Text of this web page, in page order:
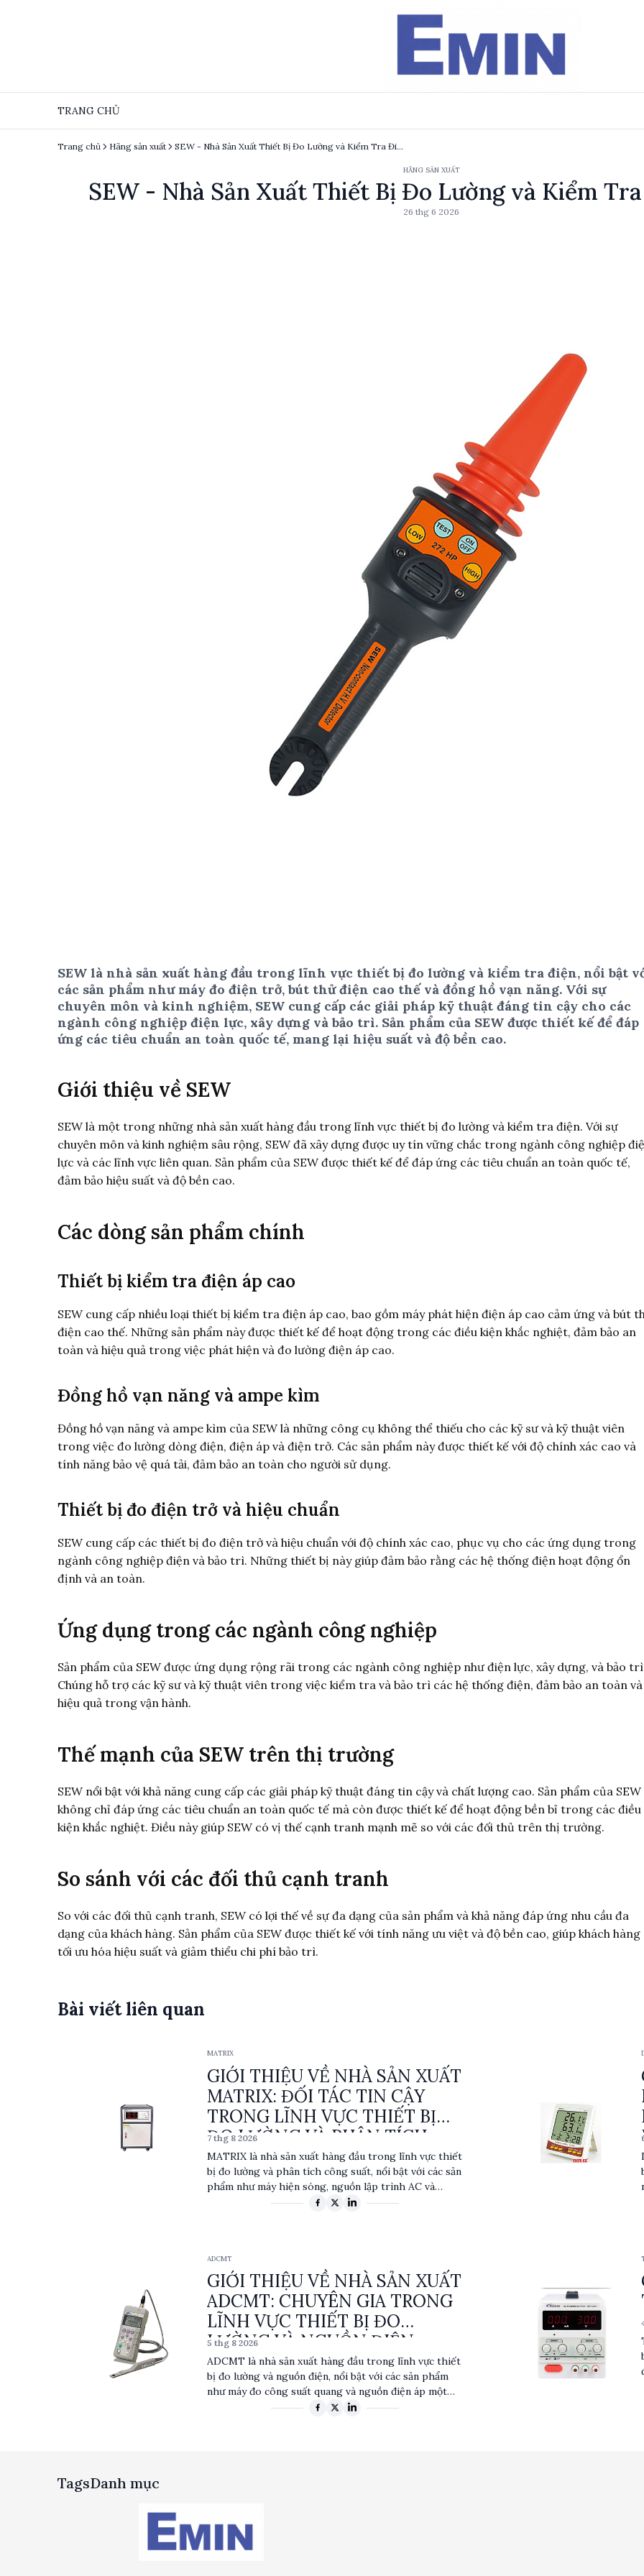
TRANG CHỦ
Trang chủ Hãng sản xuất SEW - Nhà Sản Xuất Thiết Bị Đo Lường và Kiểm Tra Điện Uy Tín
HÃNG SẢN XUẤT
SEW - Nhà Sản Xuất Thiết Bị Đo Lường và Kiểm
26 thg 6 2026
SEW là nhà sản xuất hàng đầu trong lĩnh vực thiết bị đo lường và kiểm tra điện, nổi bật
các sản phẩm như máy đo điện trở, bút thử điện cao thế và đồng hồ vạn năng. Với sự
chuyên môn và kinh nghiệm, SEW cung cấp các giải pháp kỹ thuật đáng tin cậy cho các
ngành công nghiệp điện lực, xây dựng và bảo trì. Sản phẩm của SEW được thiết kế để đáp
ứng các tiêu chuẩn an toàn quốc tế, mang lại hiệu suất và độ bền cao.
Giới thiệu về SEW
SEW là một trong những nhà sản xuất hàng đầu trong lĩnh vực thiết bị đo lường và kiểm tra điện. Với sự
chuyên môn và kinh nghiệm sâu rộng, SEW đã xây dựng được uy tín vững chắc trong ngành công nghiệp
lực và các lĩnh vực liên quan. Sản phẩm của SEW được thiết kế để đáp ứng các tiêu chuẩn an toàn quốc tế,
đảm bảo hiệu suất và độ bền cao.
Các dòng sản phẩm chính
Thiết bị kiểm tra điện áp cao
SEW cung cấp nhiều loại thiết bị kiểm tra điện áp cao, bao gồm máy phát hiện điện áp cao cảm ứng và bút
điện cao thế. Những sản phẩm này được thiết kế để hoạt động trong các điều kiện khắc nghiệt, đảm bảo an
toàn và hiệu quả trong việc phát hiện và đo lường điện áp cao.
Đồng hồ vạn năng và ampe kìm
Đồng hồ vạn năng và ampe kìm của SEW là những công cụ không thể thiếu cho các kỹ sư và kỹ thuật viên
trong việc đo lường dòng điện, điện áp và điện trở. Các sản phẩm này được thiết kế với độ chính xác cao và
tính năng bảo vệ quá tải, đảm bảo an toàn cho người sử dụng.
Thiết bị đo điện trở và hiệu chuẩn
SEW cung cấp các thiết bị đo điện trở và hiệu chuẩn với độ chính xác cao, phục vụ cho các ứng dụng trong
ngành công nghiệp điện và bảo trì. Những thiết bị này giúp đảm bảo rằng các hệ thống điện hoạt động ổn
định và an toàn.
Ứng dụng trong các ngành công nghiệp
Sản phẩm của SEW được ứng dụng rộng rãi trong các ngành công nghiệp như điện lực, xây dựng, và bảo
Chúng hỗ trợ các kỹ sư và kỹ thuật viên trong việc kiểm tra và bảo trì các hệ thống điện, đảm bảo an toàn và
hiệu quả trong vận hành.
Thế mạnh của SEW trên thị trường
SEW nổi bật với khả năng cung cấp các giải pháp kỹ thuật đáng tin cậy và chất lượng cao. Sản phẩm của SEW
không chỉ đáp ứng các tiêu chuẩn an toàn quốc tế mà còn được thiết kế để hoạt động bền bỉ trong các điều
kiện khắc nghiệt. Điều này giúp SEW có vị thế cạnh tranh mạnh mẽ so với các đối thủ trên thị trường.
So sánh với các đối thủ cạnh tranh
So với các đối thủ cạnh tranh, SEW có lợi thế về sự đa dạng của sản phẩm và khả năng đáp ứng nhu cầu đa
dạng của khách hàng. Sản phẩm của SEW được thiết kế với tính năng ưu việt và độ bền cao, giúp khách hàng
tối ưu hóa hiệu suất và giảm thiểu chi phí bảo trì.
Bài viết liên quan
MATRIX
GIỚI THIỆU VỀ NHÀ SẢN XUẤT
MATRIX: ĐỐI TÁC TIN CẬY
TRONG LĨNH VỰC THIẾT BỊ
ĐO LƯỜNG VÀ PHÂN TÍCH
CÔNG SUẤT
7 thg 8 2026
MATRIX là nhà sản xuất hàng đầu trong lĩnh vực thiết
bị đo lường và phân tích công suất, nổi bật với các sản
phẩm như máy hiện sóng, nguồn lập trình AC và
nhiều thiết bị đo lường khác. Với sự cam kết về chất
thuật cao nhất, đảm bảo hiệu suất và độ tin cậy trong
mọi ứng dụng.
ADCMT
GIỚI THIỆU VỀ NHÀ SẢN XUẤT
ADCMT: CHUYÊN GIA TRONG
LĨNH VỰC THIẾT BỊ ĐO
LƯỜNG VÀ NGUỒN ĐIỆN
5 thg 8 2026
ADCMT là nhà sản xuất hàng đầu trong lĩnh vực thiết
bị đo lường và nguồn điện, nổi bật với các sản phẩm
như máy đo công suất quang và nguồn điện áp một
chiều DC. Với độ chính xác cao và thiết kế tiên tiến,
TagsDanh mục